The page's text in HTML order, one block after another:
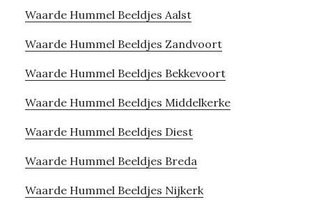
Waarde Hummel Beeldjes Aalst
Waarde Hummel Beeldjes Zandvoort
Waarde Hummel Beeldjes Bekkevoort
Waarde Hummel Beeldjes Middelkerke
Waarde Hummel Beeldjes Diest
Waarde Hummel Beeldjes Breda
Waarde Hummel Beeldjes Nijkerk